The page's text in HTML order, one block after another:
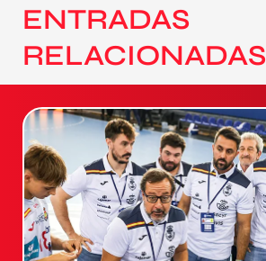
ENTRADAS
RELACIONADAS